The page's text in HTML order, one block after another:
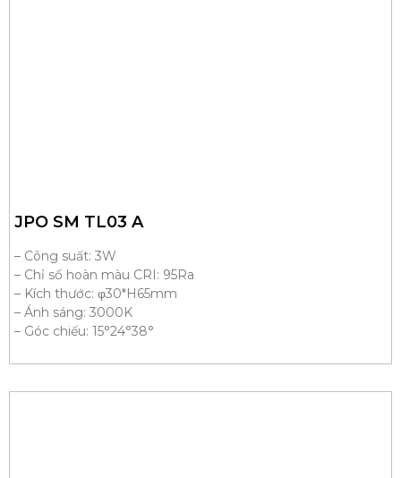
JPO SM TL03 A
– Công suất: 3W
– Chỉ số hoàn màu CRI: 95Ra
– Kích thước: φ30*H65mm
– Ánh sáng: 3000K
– Góc chiếu: 15°24°38°